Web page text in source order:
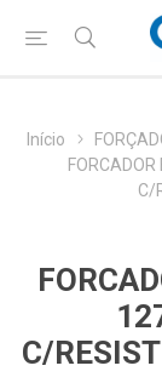
Início
C/
C/